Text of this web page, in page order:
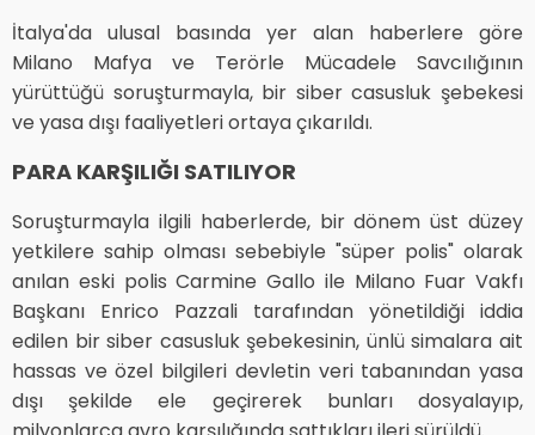
İtalya'da ulusal basında yer alan haberlere göre
Milano Mafya ve Terörle Mücadele Savcılığının
yürüttüğü soruşturmayla, bir siber casusluk şebekesi
ve yasa dışı faaliyetleri ortaya çıkarıldı.
PARA KARŞILIĞI SATILIYOR
Soruşturmayla ilgili haberlerde, bir dönem üst düzey
yetkilere sahip olması sebebiyle "süper polis" olarak
anılan eski polis Carmine Gallo ile Milano Fuar Vakfı
Başkanı Enrico Pazzali tarafından yönetildiği iddia
edilen bir siber casusluk şebekesinin, ünlü simalara ait
hassas ve özel bilgileri devletin veri tabanından yasa
dışı şekilde ele geçirerek bunları dosyalayıp,